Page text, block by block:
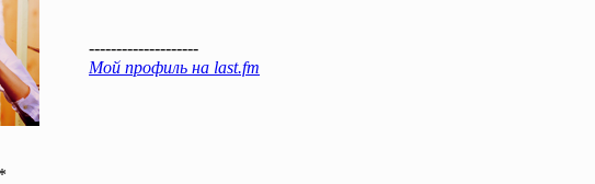
--------------------
Мой профиль на last.fm